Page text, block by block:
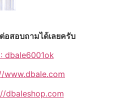
อสอบถามได้เลยครับ
dbale6001ok
www.dbale.com
dbaleshop.com